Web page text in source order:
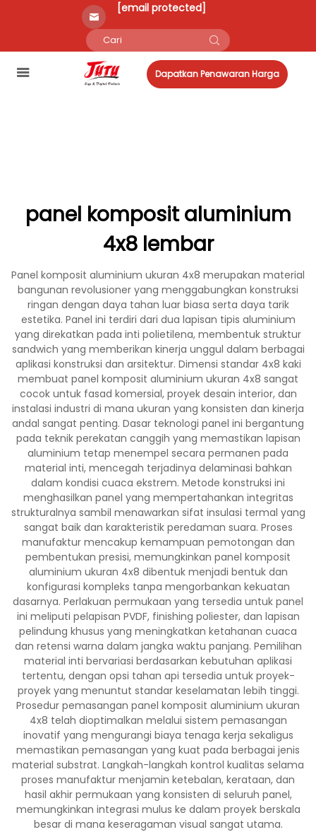
[email protected]
Dapatkan Penawaran Harga
panel komposit aluminium
4x8 lembar
Panel komposit aluminium ukuran 4x8 merupakan material
bangunan revolusioner yang menggabungkan konstruksi
ringan dengan daya tahan luar biasa serta daya tarik
estetika. Panel ini terdiri dari dua lapisan tipis aluminium
yang direkatkan pada inti polietilena, membentuk struktur
sandwich yang memberikan kinerja unggul dalam berbagai
aplikasi konstruksi dan arsitektur. Dimensi standar 4x8 kaki
membuat panel komposit aluminium ukuran 4x8 sangat
cocok untuk fasad komersial, proyek desain interior, dan
instalasi industri di mana ukuran yang konsisten dan kinerja
andal sangat penting. Dasar teknologi panel ini bergantung
pada teknik perekatan canggih yang memastikan lapisan
aluminium tetap menempel secara permanen pada
material inti, mencegah terjadinya delaminasi bahkan
dalam kondisi cuaca ekstrem. Metode konstruksi ini
menghasilkan panel yang mempertahankan integritas
strukturalnya sambil menawarkan sifat insulasi termal yang
sangat baik dan karakteristik peredaman suara. Proses
manufaktur mencakup kemampuan pemotongan dan
pembentukan presisi, memungkinkan panel komposit
aluminium ukuran 4x8 dibentuk menjadi bentuk dan
konfigurasi kompleks tanpa mengorbankan kekuatan
dasarnya. Perlakuan permukaan yang tersedia untuk panel
ini meliputi pelapisan PVDF, finishing poliester, dan lapisan
pelindung khusus yang meningkatkan ketahanan cuaca
dan retensi warna dalam jangka waktu panjang. Pemilihan
material inti bervariasi berdasarkan kebutuhan aplikasi
tertentu, dengan opsi tahan api tersedia untuk proyek-
proyek yang menuntut standar keselamatan lebih tinggi.
Prosedur pemasangan panel komposit aluminium ukuran
4x8 telah dioptimalkan melalui sistem pemasangan
inovatif yang mengurangi biaya tenaga kerja sekaligus
memastikan pemasangan yang kuat pada berbagai jenis
material substrat. Langkah-langkah kontrol kualitas selama
proses manufaktur menjamin ketebalan, kerataan, dan
hasil akhir permukaan yang konsisten di seluruh panel,
memungkinkan integrasi mulus ke dalam proyek berskala
besar di mana keseragaman visual sangat utama.